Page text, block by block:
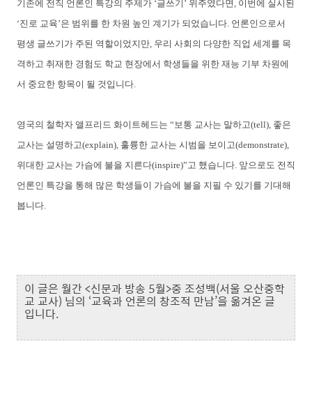
기존에 전직 언론인 특강의 주제가 ‘글쓰기’ 위주였다면, 이번에 실시된
‘진로 교육’은 범위를 한 차원 높인 계기가 되었습니다. 언론인으로서
평생 글쓰기가 주된 역할이었지만, 우리 사회의 다양한 직업 세계를 목
격하고 취재한 경험도 학교 현장에서 학생들을 위한 재능 기부 차원에
서 중요한 항목이 될 것입니다.
영국의 철학자 앨프리드 화이트헤드는 “보통 교사는 말하고(tell), 좋은
교사는 설명하고(explain), 훌륭한 교사는 시범을 보이고(demonstrate),
위대한 교사는 가슴에 불을 지른다(inspire)”고 했습니다. 앞으로도 전직
언론인 특강을 통해 많은 학생들이 가슴에 불을 지필 수 있기를 기대해
봅니다.
이 글은 월간 <신문과 방송 5월>중 조성백(서울 오산중학
교 교사) 님의 ‘교육과 언론의 창조적 만남’을 옮겨온 글
입니다.